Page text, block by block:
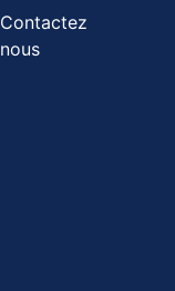
Contactez
nous